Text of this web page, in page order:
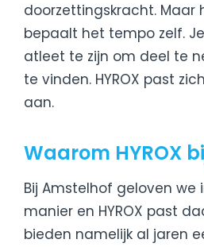
doorzettingskracht. Maar
bepaalt het tempo zelf.
atleet te zijn om deel te
te vinden. HYROX past
aan.
Waarom HYROX
Bij Amstelhof geloven we
manier en HYROX past
bieden namelijk al jaren